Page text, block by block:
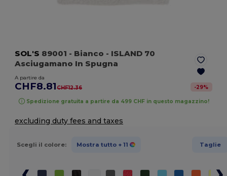
SOL'S 89001 - Bianco - ISLAND 70
Asciugamano In Spugna
A partire da
CHF8.81CHF12.36 -29%
Spedizione gratuita a partire da 499 CHF in questo magazzino!
excluding duty fees and taxes
Scegli il colore: Mostra tutto + 11 Taglie